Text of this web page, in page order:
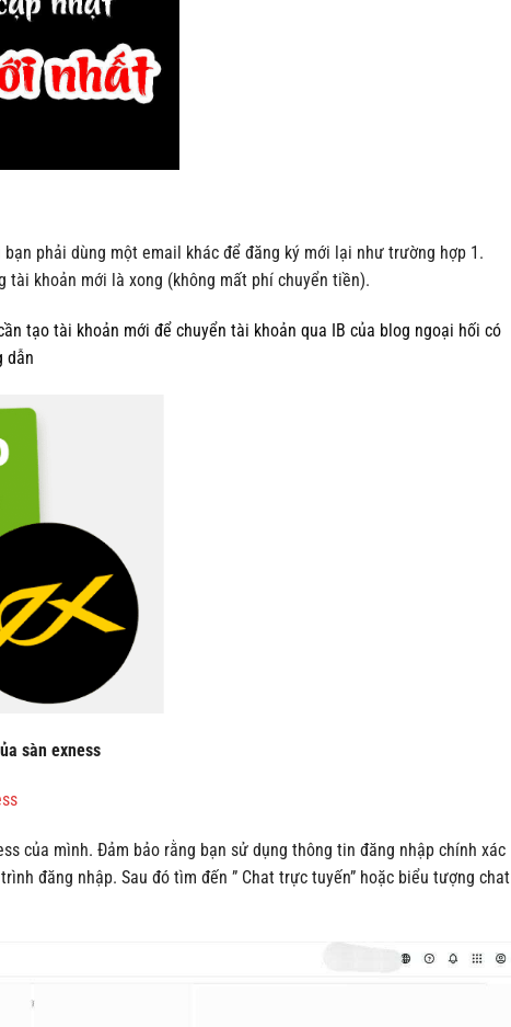
phải dùng một email khác để đăng ký mới lại như trường hợp 1.
khoản mới là xong (không mất phí chuyển tiền).
tạo tài khoản mới để chuyển tài khoản qua IB của blog ngoại hối có
dẫn
sàn exness
của mình. Đảm bảo rằng bạn sử dụng thông tin đăng nhập chính xác
đăng nhập. Sau đó tìm đến ” Chat trực tuyến” hoặc biểu tượng chat